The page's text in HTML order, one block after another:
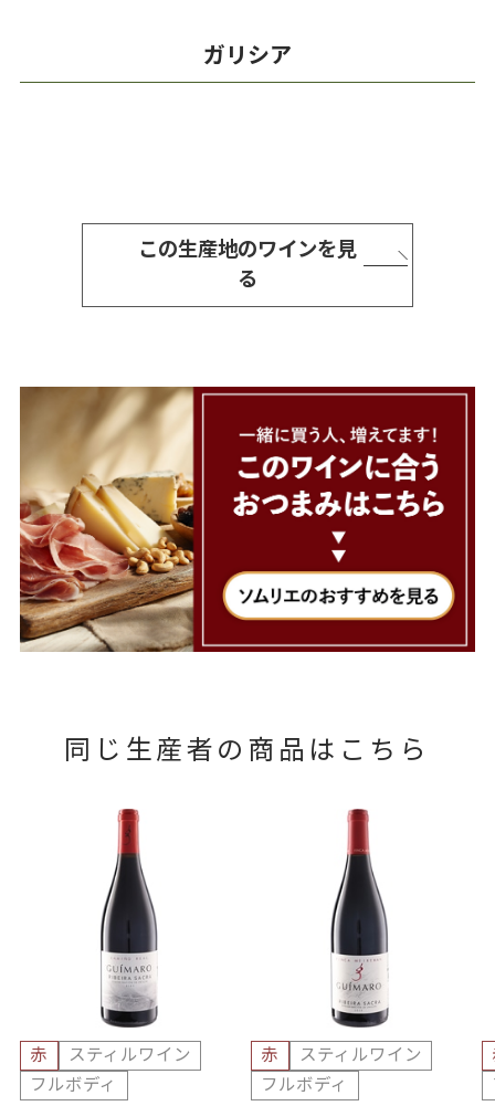
ガリシア
この生産地のワインを見
る
同じ生産者の商品はこちら
赤
スティルワイン
フルボディ
赤
スティルワイン
フルボディ